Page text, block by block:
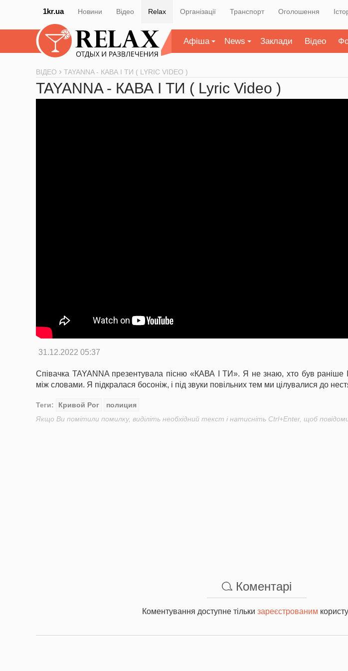
1kr.ua Новини Відео Relax Організації Транспорт Оголошення
Афіша News Заклади Відео
ВІДЕО TAYANNA - КАВА І ТИ ( LYRIC VIDEO )
TAYANNA - КАВА І ТИ ( Lyric Video )
31.12.2022 05:37
Співачка TAYANNA презентувала пісню «КАВА І ТИ». Я не знаю, хто був раніше
між словами. Я підкралася босоніж, і під звуки повільних тем ми цілувалися до
Теги: Кривой Рог
полиция
Якщо Ви помітили помилку, виділіть необхідний текст і натисніть Ctrl+Enter, щоб
Коментарі
Коментування доступне тільки зареєстрованим